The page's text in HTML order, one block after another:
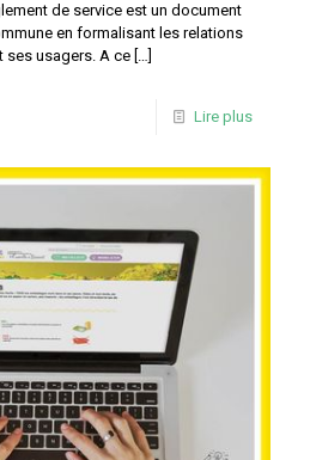
de service est un document
en formalisant les relations
ses usagers. A ce […]
Lire plus